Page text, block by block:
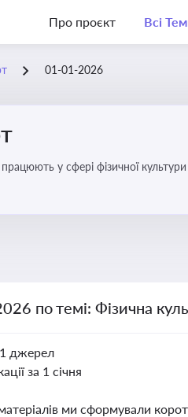
Про проєкт Всі
01-01-2026
працюють у сфері фізичної
по темі: Фізична
джерел
за 1 січня
ми сформували